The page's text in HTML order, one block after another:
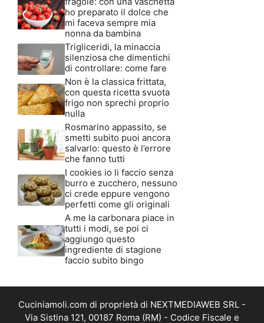
ho preparato il dolce che
mi faceva sempre mia
nonna da bambina
Trigliceridi, la minaccia
silenziosa che dimentichi
di controllare: come fare
Non è la classica frittata,
con questa ricetta svuota
frigo non sprechi proprio
nulla
Rosmarino appassito, se
smetti subito puoi ancora
salvarlo: questo è l’errore
che fanno tutti
I cookies io li faccio senza
burro e zucchero, nessuno
ci crede eppure vengono
perfetti come gli originali
A me la carbonara piace in
tutti i modi, se poi ci
aggiungo questo
ingrediente di stagione
faccio subito bingo
Cuciniamoli.com di proprietà di NEXTMEDIAWEB SRL -
Via Sistina 121, 00187 Roma (RM) - Codice Fiscale e